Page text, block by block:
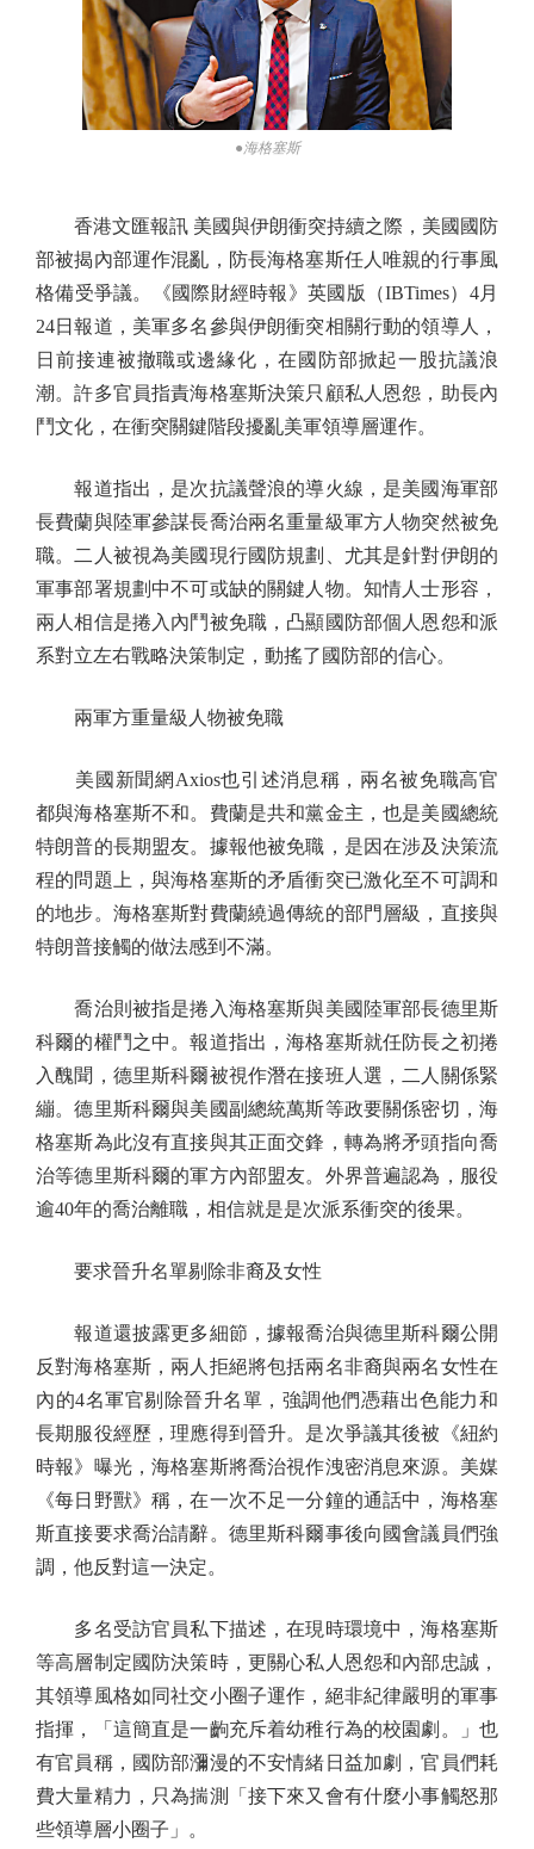
●海格塞斯
香港文匯報訊 美國與伊朗衝突持續之際，美國國防
部被揭內部運作混亂，防長海格塞斯任人唯親的行事風
格備受爭議。《國際財經時報》英國版（IBTimes）4月
24日報道，美軍多名參與伊朗衝突相關行動的領導人，
日前接連被撤職或邊緣化，在國防部掀起一股抗議浪
潮。許多官員指責海格塞斯決策只顧私人恩怨，助長內
鬥文化，在衝突關鍵階段擾亂美軍領導層運作。
報道指出，是次抗議聲浪的導火線，是美國海軍部
長費蘭與陸軍參謀長喬治兩名重量級軍方人物突然被免
職。二人被視為美國現行國防規劃、尤其是針對伊朗的
軍事部署規劃中不可或缺的關鍵人物。知情人士形容，
兩人相信是捲入內鬥被免職，凸顯國防部個人恩怨和派
系對立左右戰略決策制定，動搖了國防部的信心。
兩軍方重量級人物被免職
美國新聞網Axios也引述消息稱，兩名被免職高官
都與海格塞斯不和。費蘭是共和黨金主，也是美國總統
特朗普的長期盟友。據報他被免職，是因在涉及決策流
程的問題上，與海格塞斯的矛盾衝突已激化至不可調和
的地步。海格塞斯對費蘭繞過傳統的部門層級，直接與
特朗普接觸的做法感到不滿。
喬治則被指是捲入海格塞斯與美國陸軍部長德里斯
科爾的權鬥之中。報道指出，海格塞斯就任防長之初捲
入醜聞，德里斯科爾被視作潛在接班人選，二人關係緊
繃。德里斯科爾與美國副總統萬斯等政要關係密切，海
格塞斯為此沒有直接與其正面交鋒，轉為將矛頭指向喬
治等德里斯科爾的軍方內部盟友。外界普遍認為，服役
逾40年的喬治離職，相信就是是次派系衝突的後果。
要求晉升名單剔除非裔及女性
報道還披露更多細節，據報喬治與德里斯科爾公開
反對海格塞斯，兩人拒絕將包括兩名非裔與兩名女性在
內的4名軍官剔除晉升名單，強調他們憑藉出色能力和
長期服役經歷，理應得到晉升。是次爭議其後被《紐約
時報》曝光，海格塞斯將喬治視作洩密消息來源。美媒
《每日野獸》稱，在一次不足一分鐘的通話中，海格塞
斯直接要求喬治請辭。德里斯科爾事後向國會議員們強
調，他反對這一決定。
多名受訪官員私下描述，在現時環境中，海格塞斯
等高層制定國防決策時，更關心私人恩怨和內部忠誠，
其領導風格如同社交小圈子運作，絕非紀律嚴明的軍事
指揮，「這簡直是一齣充斥着幼稚行為的校園劇。」也
有官員稱，國防部瀰漫的不安情緒日益加劇，官員們耗
費大量精力，只為揣測「接下來又會有什麼小事觸怒那
些領導層小圈子」。